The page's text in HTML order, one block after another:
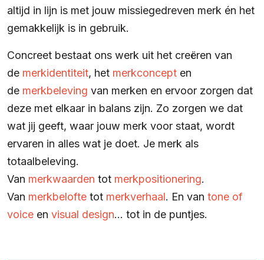
altijd in lijn is met jouw missiegedreven merk én het
gemakkelijk is in gebruik.
Concreet bestaat ons werk uit het creëren van
de merkidentiteit, het merkconcept en
de merkbeleving van merken en ervoor zorgen dat
deze met elkaar in balans zijn. Zo zorgen we dat
wat jij geeft, waar jouw merk voor staat, wordt
ervaren in alles wat je doet. Je merk als
totaalbeleving.
Van merkwaarden tot merkpositionering.
Van merkbelofte tot merkverhaal. En van tone of
voice en visual design… tot in de puntjes.